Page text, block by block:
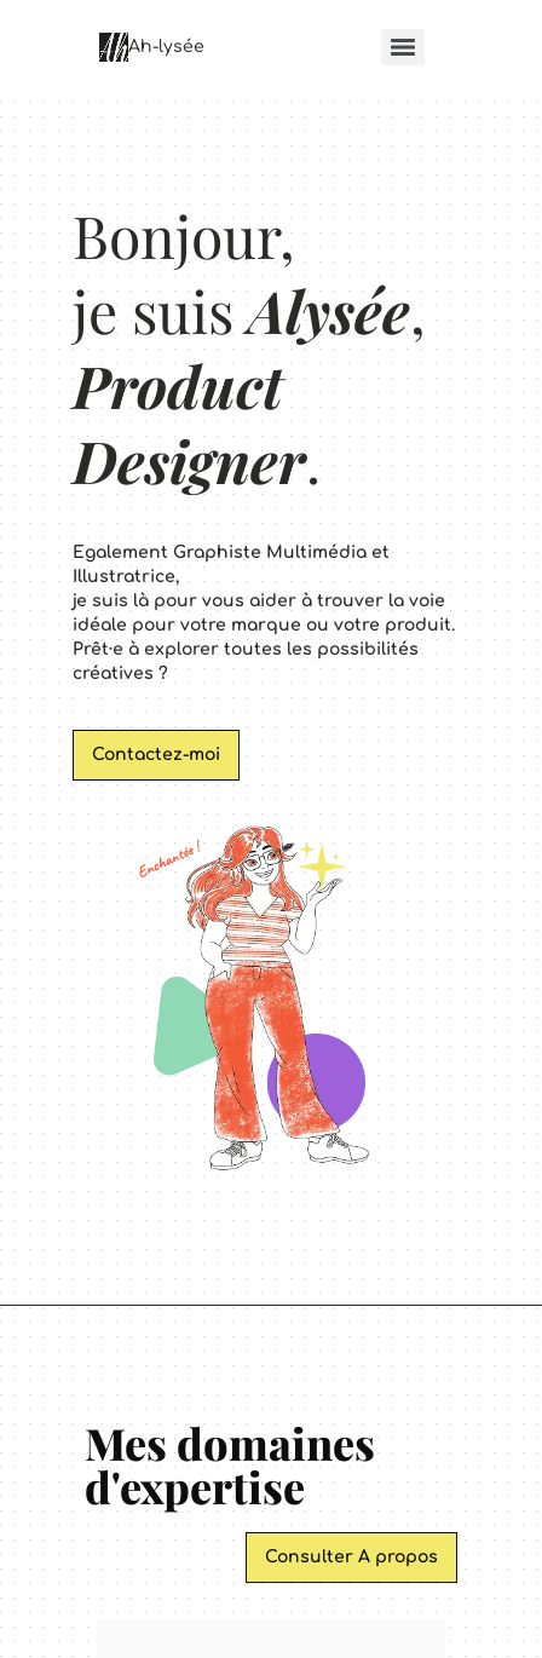
Ah-lysée
Bonjour,
je suisAlysée,
Product
Designer.
Egalement Graphiste Multimédia et
Illustratrice,
je suis là pour vous aider à trouver la voie
idéale pour votre marque ou votre produit.
Prêt·e à explorer toutes les possibilités
créatives ?
Contactez-moi
Mes domaines
d'expertise
Consulter A propos